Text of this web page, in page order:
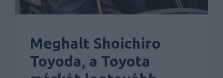
Meghalt Shoichiro
Toyoda, a Toyota